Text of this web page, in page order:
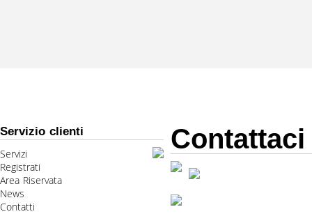
Servizio clienti
Servizi
Registrati
Area Riservata
News
Contatti
Contattaci